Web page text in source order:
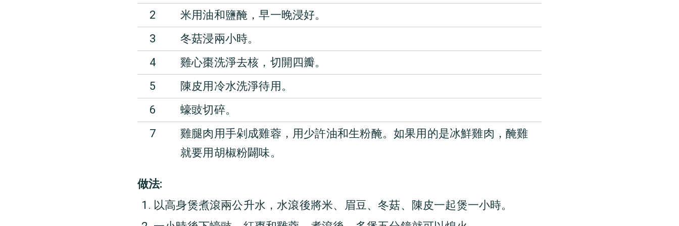
2
米用油和鹽醃，早一晚浸好。
3
冬菇浸兩小時。
4
雞心棗洗淨去核，切開四瓣。
5
陳皮用冷水洗淨待用。
6
蠔豉切碎。
7
雞腿肉用手剁成雞蓉，用少許油和生粉醃。如果用的是冰鮮雞肉，醃雞
就要用胡椒粉闢味。
做法:
以高身煲煮滾兩公升水，水滾後將米、眉豆、冬菇、陳皮一起煲一小時。